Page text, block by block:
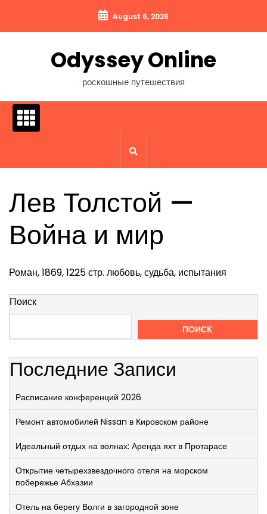
содержимому
August 6, 2026
Odyssey Online
роскошные путешествия
Лев Толстой —
Война и мир
Роман, 1869, 1225 стр. любовь, судьба, испытания
Поиск
ПОИСК
Последние Записи
Расписание конференций 2026
Ремонт автомобилей Nissan в Кировском районе
Идеальный отдых на волнах: Аренда яхт в Протарасе
Открытие четырехзвездочного отеля на морском
побережье Абхазии
Отель на берегу Волги в загородной зоне